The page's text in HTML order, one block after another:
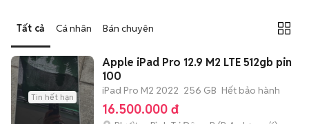
Tất cả Cá nhân Bán chuyên
Tin hết hạn
Apple iPad Pro 12.9 M2 LTE 512gb pin
100
iPad Pro M2 2022 256 GB Hết bảo hành
16.500.000 đ